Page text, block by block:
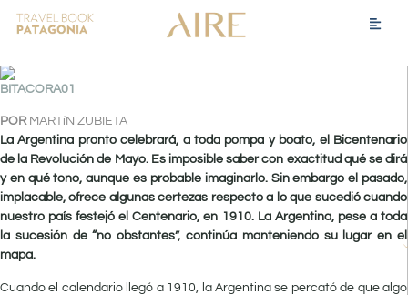
PORMARTíN ZUBIETA
La Argentina pronto celebrará, a toda pompa y boato, el Bicentenario
de la Revolución de Mayo. Es imposible saber con exactitud qué se dirá
y en qué tono, aunque es probable imaginarlo. Sin embargo el pasado,
implacable, ofrece algunas certezas respecto a lo que sucedió cuando
nuestro país festejó el Centenario, en 1910. La Argentina, pese a toda
la sucesión de “no obstantes”, continúa manteniendo su lugar en el
mapa.
Cuando el calendario llegó a 1910, la Argentina se percató de que algo